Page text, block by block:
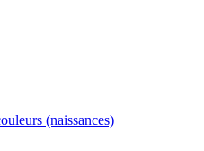
(naissances)